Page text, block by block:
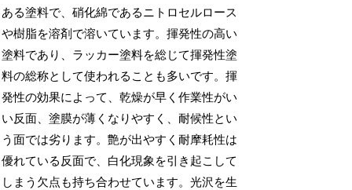
ある塗料で、硝化綿であるニトロセルロース
や樹脂を溶剤で溶いています。揮発性の高い
塗料であり、ラッカー塗料を総じて揮発性塗
料の総称として使われることも多いです。揮
発性の効果によって、乾燥が早く作業性がい
い反面、塗膜が薄くなりやすく、耐候性とい
う面では劣ります。艶が出やすく耐摩耗性は
優れている反面で、白化現象を引き起こして
しまう欠点も持ち合わせています。光沢を生